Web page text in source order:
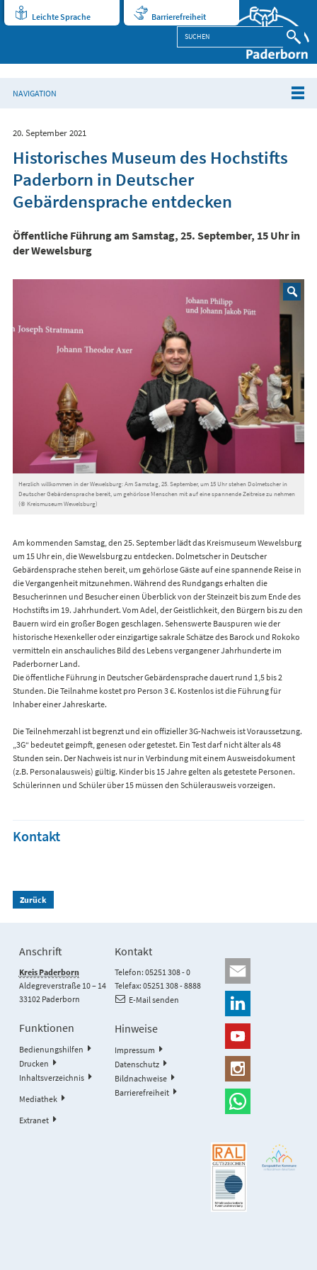
Leichte Sprache Barrierefreiheit
NAVIGATION
20. September 2021
Historisches Museum des Hochstifts
Paderborn in Deutscher
Gebärdensprache entdecken
Öffentliche Führung am Samstag, 25. September, 15 Uhr in
der Wewelsburg
Herzlich willkommen in der Wewelsburg: Am Samstag, 25. September, um 15 Uhr stehen Dolmetscher in
Deutscher Gebärdensprache bereit, um gehörlose Menschen mit auf eine spannende Zeitreise zu nehmen
(© Kreismuseum Wewelsburg)
Am kommenden Samstag, den 25. September lädt das Kreismuseum Wewelsburg
um 15 Uhr ein, die Wewelsburg zu entdecken. Dolmetscher in Deutscher
Gebärdensprache stehen bereit, um gehörlose Gäste auf eine spannende Reise in
die Vergangenheit mitzunehmen. Während des Rundgangs erhalten die
Besucherinnen und Besucher einen Überblick von der Steinzeit bis zum Ende des
Hochstifts im 19. Jahrhundert. Vom Adel, der Geistlichkeit, den Bürgern bis zu den
Bauern wird ein großer Bogen geschlagen. Sehenswerte Bauspuren wie der
historische Hexenkeller oder einzigartige sakrale Schätze des Barock und Rokoko
vermitteln ein anschauliches Bild des Lebens vergangener Jahrhunderte im
Paderborner Land.
Die öffentliche Führung in Deutscher Gebärdensprache dauert rund 1,5 bis 2
Stunden. Die Teilnahme kostet pro Person 3 €. Kostenlos ist die Führung für
Inhaber einer Jahreskarte.
Die Teilnehmerzahl ist begrenzt und ein offizieller 3G-Nachweis ist Voraussetzung.
„3G“ bedeutet geimpft, genesen oder getestet. Ein Test darf nicht älter als 48
Stunden sein. Der Nachweis ist nur in Verbindung mit einem Ausweisdokument
(z.B. Personalausweis) gültig. Kinder bis 15 Jahre gelten als getestete Personen.
Schülerinnen und Schüler über 15 müssen den Schülerausweis vorzeigen.
Kontakt
Zurück
Anschrift
Kreis Paderborn
Aldegreverstraße 10 – 14
33102 Paderborn
Kontakt
Telefon: 05251 308 - 0
Telefax: 05251 308 - 8888
E-Mail senden
Funktionen
Bedienungshilfen
Drucken
Inhaltsverzeichnis
Mediathek
Extranet
Hinweise
Impressum
Datenschutz
Bildnachweise
Barrierefreiheit